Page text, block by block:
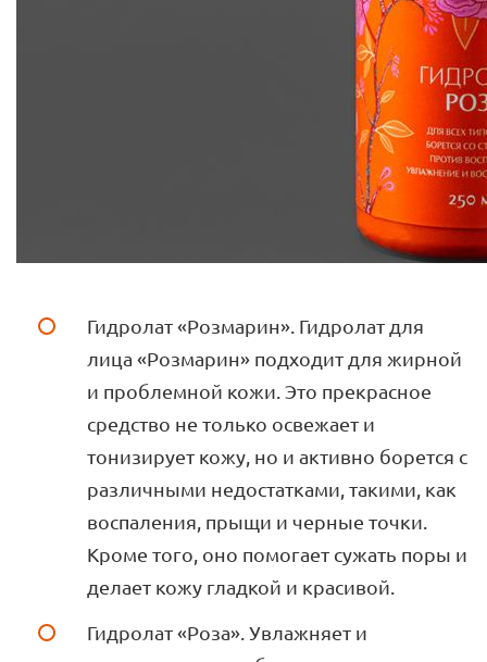
Гидролат «Розмарин». Гидролат для
лица «Розмарин» подходит для жирной
и проблемной кожи. Это прекрасное
средство не только освежает и
тонизирует кожу, но и активно борется с
различными недостатками, такими, как
воспаления, прыщи и черные точки.
Кроме того, оно помогает сужать поры и
делает кожу гладкой и красивой.
Гидролат «Роза». Увлажняет и